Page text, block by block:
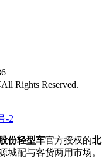
Rights Reserved.
-2
份轻型车官方授权的北
城配与客货两用市场。